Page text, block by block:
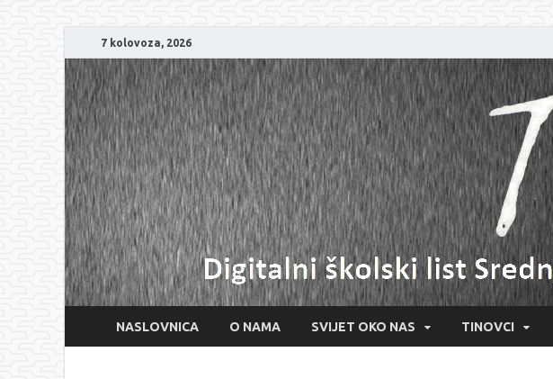
7 kolovoza, 2026
NASLOVNICA O NAMA SVIJET OKO NAS TINOVCI